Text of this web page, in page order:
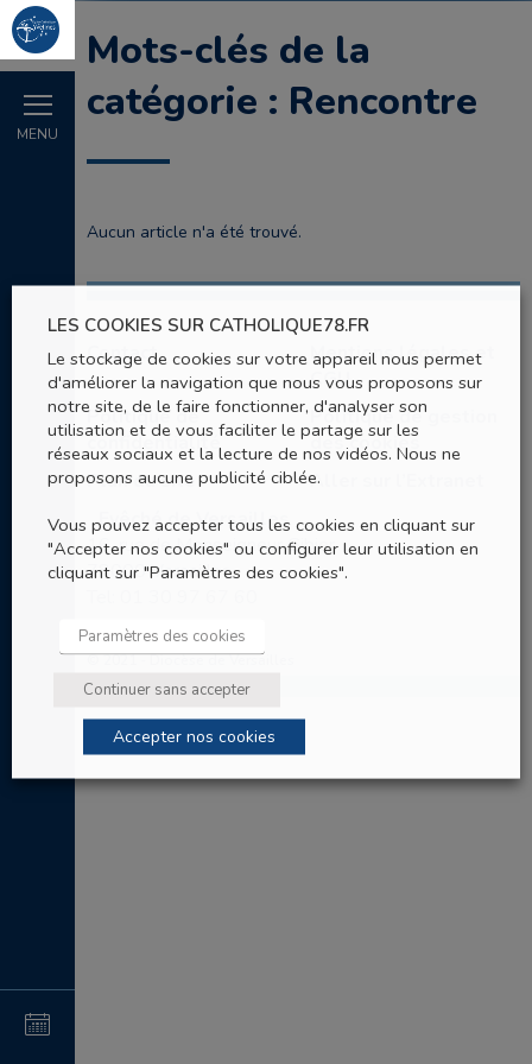
MENU
au
Mots-clés de la
catégorie : Rencontre
Aucun article n'a été trouvé.
Contact
Mentions légales et
CGU
Politique de
confidentialité
Politique de gestion
des cookies
Plan du site
Aller sur l’Extranet
Evêché de Versailles
16, rue de Monseigneur Gibier
78000 Versailles
© 2021 - Diocèse de Versailles
LES COOKIES SUR CATHOLIQUE78.FR
Le stockage de cookies sur votre appareil nous permet
d'améliorer la navigation que nous vous proposons sur
notre site, de le faire fonctionner, d'analyser son
utilisation et de vous faciliter le partage sur les
réseaux sociaux et la lecture de nos vidéos. Nous ne
proposons aucune publicité ciblée.
Vous pouvez accepter tous les cookies en cliquant sur
"Accepter nos cookies" ou configurer leur utilisation en
cliquant sur "Paramètres des cookies".
Paramètres des cookies
Continuer sans accepter
Accepter nos cookies